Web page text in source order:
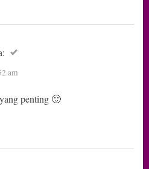
am
penting 🙂